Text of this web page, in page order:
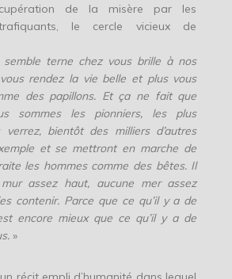
de la misère par les
le cercle vicieux de
terne chez vous brille à nos
rendez la vie belle et plus vous
des papillons. Et ça ne fait que
sommes les pionniers, les plus
verrez, bientôt des milliers d’autres
et se mettront en marche de
les hommes comme des bêtes. Il
assez haut, aucune mer assez
contenir. Parce que ce qu’il y a de
encore mieux que ce qu’il y a de
»